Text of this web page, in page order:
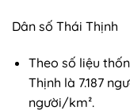
Dân số Thái Thịnh
Theo số liệu
Thịnh là 7.187
người/km².